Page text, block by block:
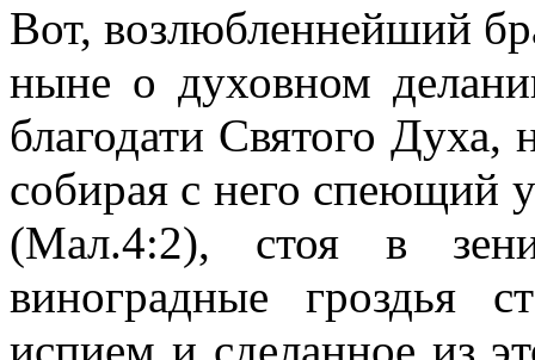
Вот, возлюбленнейший
ныне о духовном
благодати Святого Духа,
собирая с него спеющий
(Мал.4:2), стоя в
виноградные гроздья
испием и сделанное из